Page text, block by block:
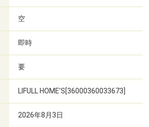
空
即時
要
LIFULL HOME'S[36000360033673]
2026年8月3日